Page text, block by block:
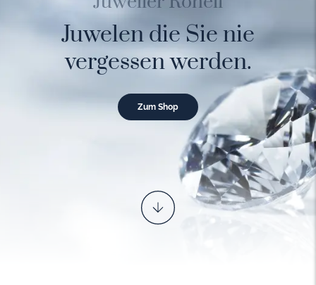
Juwelen die Sie nie
vergessen werden.
Zum Shop